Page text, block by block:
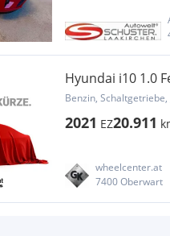
Hyundai i10 1.0
Benzin,
2021 EZ20.911
wheelcenter.at
7400 Oberwart